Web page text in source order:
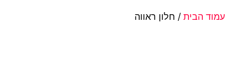
עמוד הבית / חלון ראווה